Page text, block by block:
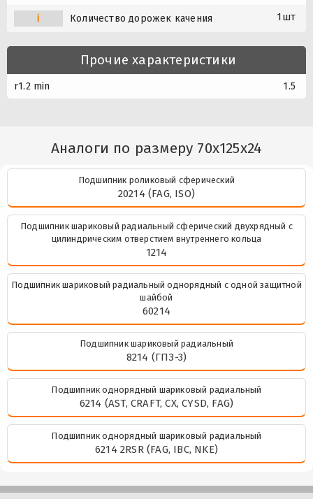
i Количество дорожек качения 1шт
Прочие характеристики
r1.2 min 1.5
Аналоги по размеру 70x125x24
Подшипник роликовый сферический
20214 (FAG, ISO)
Подшипник шариковый радиальный сферический двухрядный с
цилиндрическим отверстием внутреннего кольца
1214
Подшипник шариковый радиальный однорядный с одной защитной
шайбой
60214
Подшипник шариковый радиальный
8214 (ГПЗ-3)
Подшипник однорядный шариковый радиальный
6214 (AST, CRAFT, CX, CYSD, FAG)
Подшипник однорядный шариковый радиальный
6214 2RSR (FAG, IBC, NKE)